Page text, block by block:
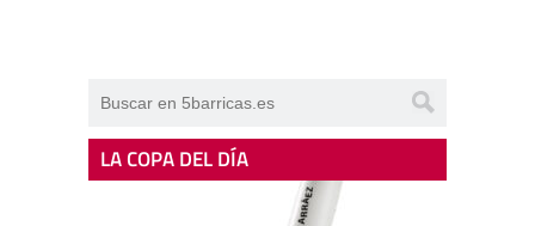
LA COPA DEL DÍA